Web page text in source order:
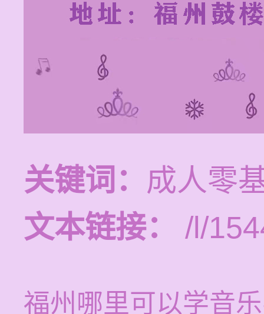
关键词： 成人零
文本链接：
/l/
福州哪里可以学音